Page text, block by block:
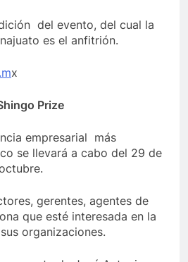
del evento, del cual la
es el anfitrión.
x
Prize
empresarial más
se llevará a cabo del 29 de
gerentes, agentes de
que esté interesada en la
organizaciones.